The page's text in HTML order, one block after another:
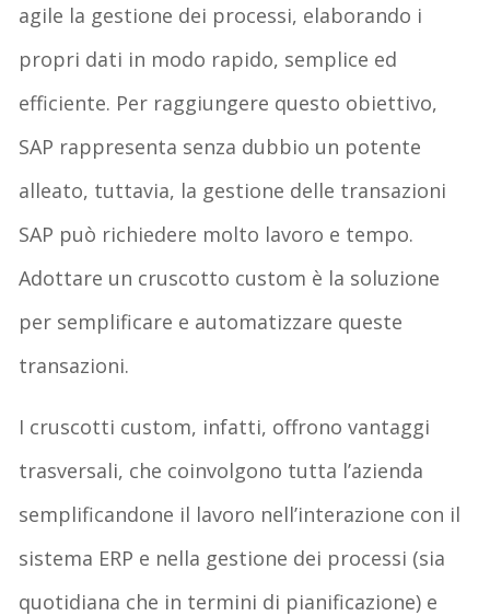
agile la gestione dei processi, elaborando i
propri dati in modo rapido, semplice ed
efficiente. Per raggiungere questo obiettivo,
SAP rappresenta senza dubbio un potente
alleato, tuttavia, la gestione delle transazioni
SAP può richiedere molto lavoro e tempo.
Adottare un cruscotto custom è la soluzione
per semplificare e automatizzare queste
transazioni.
I cruscotti custom, infatti, offrono vantaggi
trasversali, che coinvolgono tutta l’azienda
semplificandone il lavoro nell’interazione con il
sistema ERP e nella gestione dei processi (sia
quotidiana che in termini di pianificazione) e